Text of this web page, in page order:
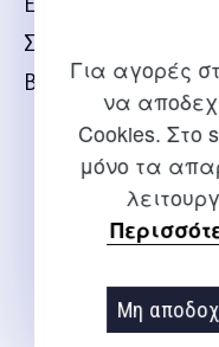
Για αγορές
να
Cookies. Στο
μόνο τα
Μη
ΣΧΕΔΙΑΣΜΟΣ
Βιβλιογραφία